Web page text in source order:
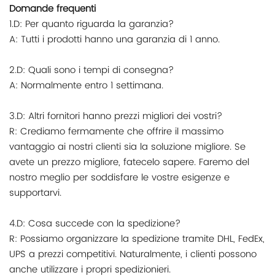
Domande frequenti
1.D: Per quanto riguarda la garanzia?
A: Tutti i prodotti hanno una garanzia di 1 anno.
2.D: Quali sono i tempi di consegna?
A: Normalmente entro 1 settimana.
3.D: Altri fornitori hanno prezzi migliori dei vostri?
R: Crediamo fermamente che offrire il massimo
vantaggio ai nostri clienti sia la soluzione migliore. Se
avete un prezzo migliore, fatecelo sapere. Faremo del
nostro meglio per soddisfare le vostre esigenze e
supportarvi.
4.D: Cosa succede con la spedizione?
R: Possiamo organizzare la spedizione tramite DHL, FedEx,
UPS a prezzi competitivi. Naturalmente, i clienti possono
anche utilizzare i propri spedizionieri.